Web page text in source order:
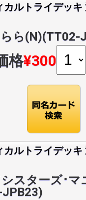
カルトライデッ
ら(N)(TT02-
格¥300
カルトライデッ
スターズ･マ